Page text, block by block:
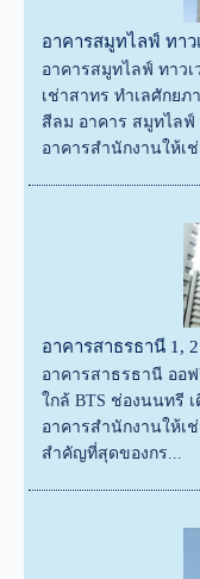
อาคารสมูทไลฟ์ ทาว
อาคารสมูทไลฟ์ ทาวเ
เช่าสาทร ทำเลศักย
สีลม อาคาร สมูทไลฟ์
อาคารสำนักงานให้เช่
อาคารสาธรธานี 1,
อาคารสาธรธานี ออฟ
ใกล้ BTS ช่องนนทรี
อาคารสำนักงานให้เ
สำคัญที่สุดของกร...